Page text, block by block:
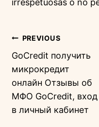
irrespetuosas o no
PREVIOUS
GoCredit получить
микрокредит
онлайн Отзывы об
МФО GoCredit, вход
в личный кабинет